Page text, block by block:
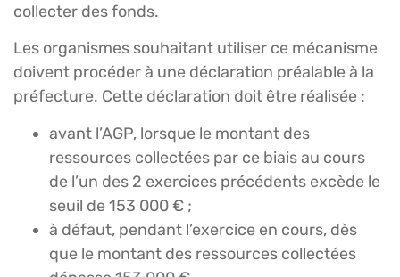
collecter des fonds.
Les organismes souhaitant utiliser ce mécanisme
doivent procéder à une déclaration préalable à la
préfecture. Cette déclaration doit être réalisée :
avant l’AGP, lorsque le montant des
ressources collectées par ce biais au cours
de l’un des 2 exercices précédents excède le
seuil de 153 000 € ;
à défaut, pendant l’exercice en cours, dès
que le montant des ressources collectées